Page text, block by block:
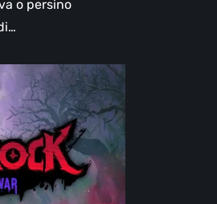
o persino